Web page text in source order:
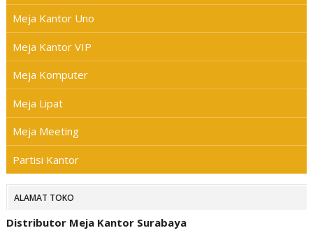
Meja Kantor Uno
Meja Kantor VIP
Meja Komputer
Meja Lipat
Meja Meeting
Partisi Kantor
ALAMAT TOKO
Distributor Meja Kantor Surabaya